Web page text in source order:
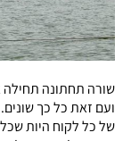
שורה תחתונה תחילה
ועם זאת כל כך
של כל לקוח היות